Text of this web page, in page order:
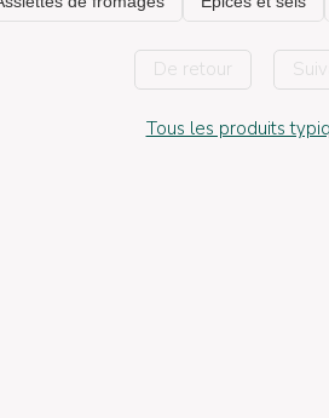
De retour
Tous les produits